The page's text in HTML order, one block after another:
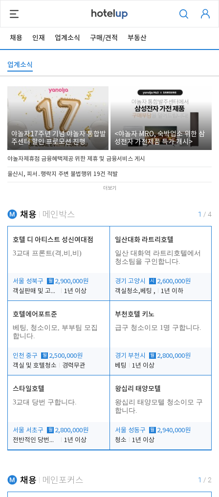
채용 인재 업계소식 구매/견적 부동산
업계소식
야놀자17주년 기념 야놀자 통합발
주센터 할인 프로모션 진행
<야놀자 MRO, 숙박업소 위한 삼
성전자 가전제품 특가 개시>
야놀자제휴점 금융혜택제공 위한 제휴 및 금융서비스 게시
울산시, 피서․행락지 주변 불법행위 19건 적발
더보기
채용 메인박스 1 / 4
호텔 디 아티스트 성신여대점
3교대 프론트(격,비,비)
서울 성북구 월 2,900,000원
객실판매 및 고객응대
1년 이상
일산대화 라트리호텔
일산 대화역 라트리호텔에서
청소팀을 구인합니다.
경기 고양시 시
2,600,000원
객실청소,베팅 ,
1년 이하
호텔에어포트준
베팅, 청소이모, 부부팀 모집
합니다.
인천 중구 월 2,500,000원
객실 및 호텔청소
경력무관
부천호텔 키노
급구 청소이모 1명 구합니다.
경기 부천시 월 2,800,000원
베팅
1년 이상
스타일호텔
3교대 당번 구합니다.
서울 서초구 월 2,800,000원
전반적인 당번업무
1년 이상
왕십리 태양모텔
왕십리 태양모텔 청소이모 구
합니다.
서울 성동구 월 2,940,000원
청소
1년 이상
채용 메인포커스 1 / 2